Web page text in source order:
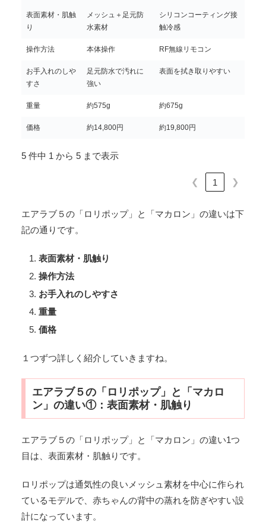
表面素材・肌触
り
メッシュ＋足元防
水素材
シリコンコーティング接
触冷感
操作方法 本体操作 RF無線リモコン
お手入れのしや
すさ
足元防水で汚れに
強い
表面を拭き取りやすい
重量 約575g 約675g
価格 約14,800円 約19,800円
5 件中 1 から 5 まで表示
❮ 1 ❯
エアラブ５の「ロリポップ」と「マカロン」の違いは下
記の通りです。
表面素材・肌触り
操作方法
お手入れのしやすさ
重量
価格
１つずつ詳しく紹介していきますね。
エアラブ５の「ロリポップ」と「マカロ
ン」の違い①：表面素材・肌触り
エアラブ５の「ロリポップ」と「マカロン」の違い1つ
目は、表面素材・肌触りです。
ロリポップは通気性の良いメッシュ素材を中心に作られ
ているモデルで、赤ちゃんの背中の蒸れを防ぎやすい設
計になっています。